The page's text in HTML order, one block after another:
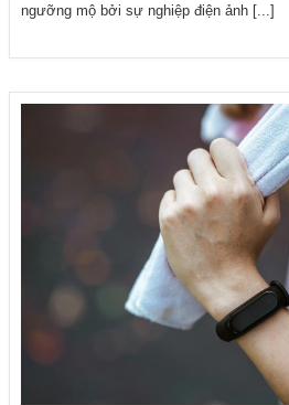
ngưỡng mộ bởi sự nghiệp điện ảnh [...]